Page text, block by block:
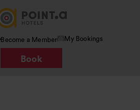
Become a Member My Bookings
Book